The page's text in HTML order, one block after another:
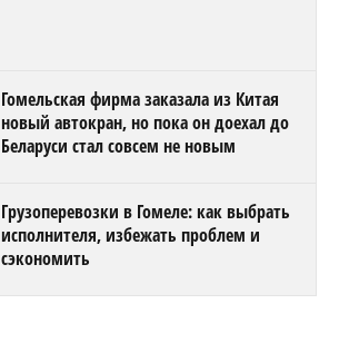
Гомельская фирма заказала из Китая
новый автокран, но пока он доехал до
Беларуси стал совсем не новым
Грузоперевозки в Гомеле: как выбрать
исполнителя, избежать проблем и
сэкономить